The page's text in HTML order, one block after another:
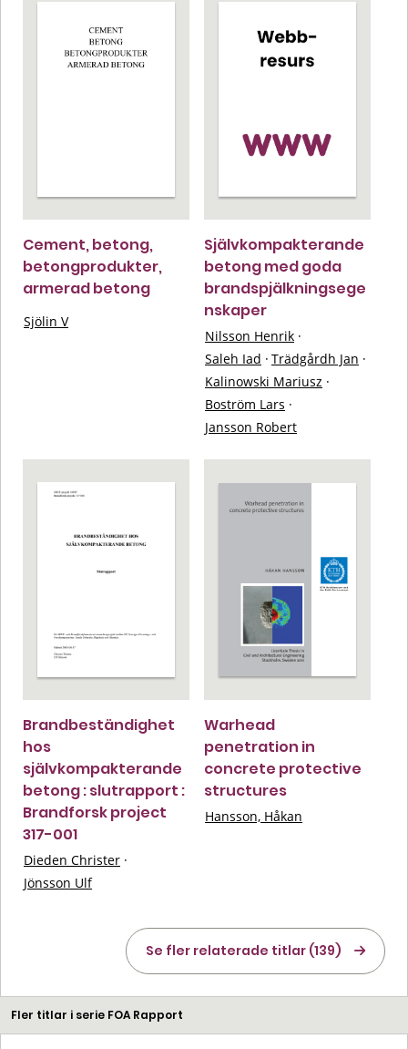
Cement, betong,
betongprodukter,
armerad betong
Sjölin V
Självkompakterande
betong med goda
brandspjälkningsege
nskaper
Nilsson Henrik ·
Saleh Iad · Trädgårdh Jan ·
Kalinowski Mariusz ·
Boström Lars ·
Jansson Robert
Brandbeständighet
hos
självkompakterande
betong : slutrapport :
Brandforsk project
317-001
Dieden Christer ·
Jönsson Ulf
Warhead
penetration in
concrete protective
structures
Hansson, Håkan
Se fler relaterade titlar (139)
Fler titlar i serie FOA Rapport